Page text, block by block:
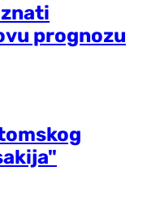
prognozu